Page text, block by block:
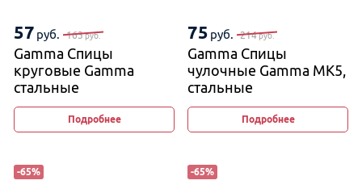
57 руб. 163руб.
Gamma Спицы
круговые Gamma
стальные
на металлической
Подробнее
75 руб. 214руб.
Gamma Спицы
чулочные Gamma MK5,
стальные
Подробнее
-65% -65%